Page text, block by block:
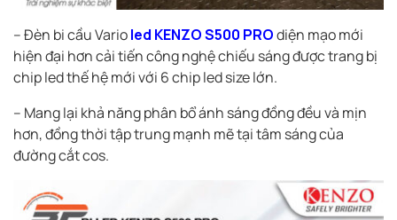
– Đèn bi cầu Varioled KENZO S500 PROdiện mạo mới
hiện đại hơn cải tiến công nghệ chiếu sáng được trang bị
chip led thế hệ mới với 6 chip led size lớn.
– Mang lại khả năng phân bổ ánh sáng đồng đều và mịn
hơn, đồng thời tập trung mạnh mẽ tại tâm sáng của
đường cắt cos.